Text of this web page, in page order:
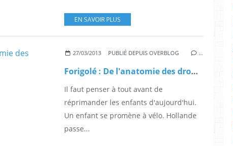
EN SAVOIR PLUS
27/03/2013 PUBLIÉ DEPUIS OVERBLOG …
Forigolé : De l'anatomie des dromadaires.
Il faut penser à tout avant de
réprimander les enfants d'aujourd'hui.
Un enfant se promène à vélo. Hollande
passe...